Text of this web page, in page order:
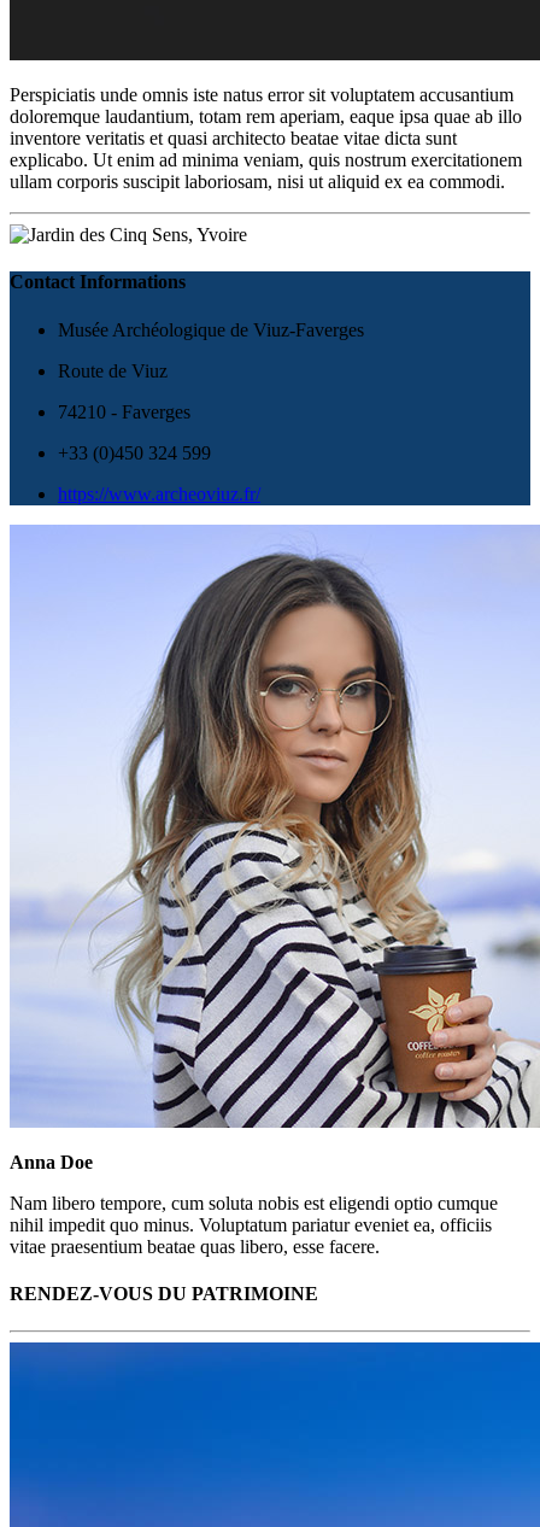
Perspiciatis unde omnis iste natus error sit voluptatem accusantium
doloremque laudantium, totam rem aperiam, eaque ipsa quae ab illo
inventore veritatis et quasi architecto beatae vitae dicta sunt
explicabo. Ut enim ad minima veniam, quis nostrum exercitationem
ullam corporis suscipit laboriosam, nisi ut aliquid ex ea commodi.
Contact Informations
Musée Archéologique de Viuz-Faverges
Route de Viuz
74210 - Faverges
+33 (0)450 324 599
https://www.archeoviuz.fr/
Anna Doe
Nam libero tempore, cum soluta nobis est eligendi optio cumque
nihil impedit quo minus. Voluptatum pariatur eveniet ea, officiis
vitae praesentium beatae quas libero, esse facere.
RENDEZ-VOUS DU PATRIMOINE